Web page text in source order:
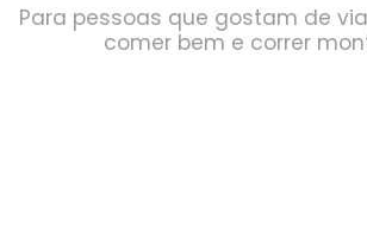
Para pessoas que gostam de
comer bem e correr